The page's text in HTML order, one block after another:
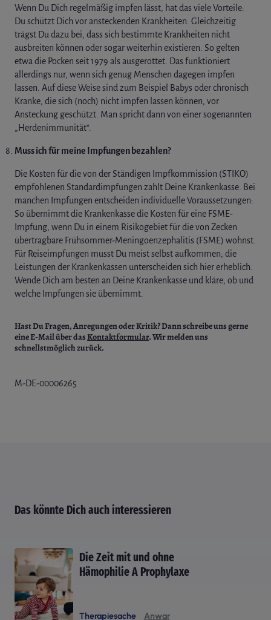
Wenn Du Dich regelmäßig impfen lässt, hat das viele Vorteile:
Du schützt Dich vor ansteckenden Krankheiten. Gleichzeitig
trägst Du dazu bei, dass sich bestimmte Krankheiten nicht
ausbreiten können oder sogar weiterhin existieren. So gelten
etwa die Pocken seit 1979 als ausgerottet. Das funktioniert
allerdings nur, wenn sich genug Menschen dagegen impfen
lassen. Auf diese Weise sind zum Beispiel Babys oder chronisch
Kranke, die sich (noch) nicht impfen lassen können, vor
Ansteckung geschützt. Man spricht dann von einer sogenannten
„Herdenimmunität“.
Muss ich für meine Impfungen bezahlen?
Die Kosten für die von der Ständigen Impfkommission (STIKO)
empfohlenen Standardimpfungen zahlt Deine Krankenkasse. Bei
manchen Impfungen entscheiden individuelle Voraussetzungen:
So übernimmt die Krankenkasse die Kosten für eine FSME-
Impfung, wenn Du in einem Risikogebiet für die von Zecken
übertragbare Frühsommer-Meningoenzephalitis (FSME) wohnst.
Für Reiseimpfungen musst Du meist selbst aufkommen; die
Leistungen der Krankenkassen unterscheiden sich hier erheblich.
Wende Dich am besten an Deine Krankenkasse und kläre, ob und
welche Impfungen sie übernimmt.
Hast Du Fragen, Anregungen oder Kritik?Dann schreibe uns gerne
eine E-Mail über dasKontaktformular. Wir melden uns
schnellstmöglich zurück.
M-DE-00006265
Das könnte Dich auch interessieren
Die Zeit mit und ohne
Hämophilie A Prophylaxe
Therapiesache
Anwar